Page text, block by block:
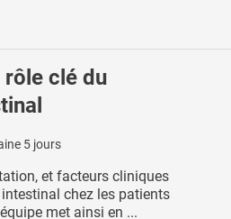
rôle clé du
5 jours
et facteurs cliniques
chez les patients
met ainsi en ...